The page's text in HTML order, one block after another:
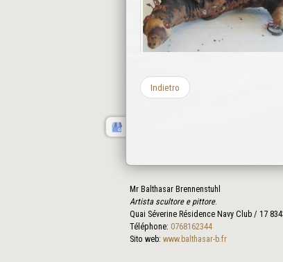
Indietro
Mr Balthasar Brennenstuhl
Artista scultore e pittore.
Quai Séverine Résidence Navy Club / 17
Téléphone: 0768162344
Sito web: www.balthasar-b.fr